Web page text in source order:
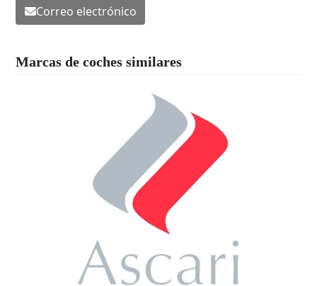
Correo electrónico
Marcas de coches similares